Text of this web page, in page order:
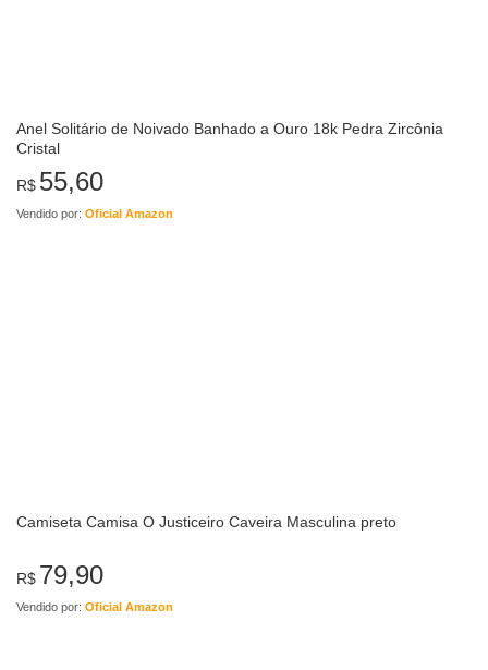
Anel Solitário de Noivado Banhado a Ouro 18k Pedra Zircônia
Cristal
R$ 55,60
Vendido por: Oficial Amazon
Camiseta Camisa O Justiceiro Caveira Masculina preto
R$ 79,90
Vendido por: Oficial Amazon